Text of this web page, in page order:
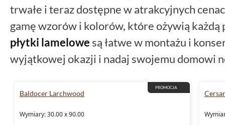
trwałe i teraz dostępne w atrakcyjnych
gamę wzorów i kolorów, które ożywią
płytki lamelowe są łatwe w montażu i
wyjątkowej okazji i nadaj swojemu domowi
PROMOCJA
Baldocer Larchwood
Wymiary: 30.00 x 90.00